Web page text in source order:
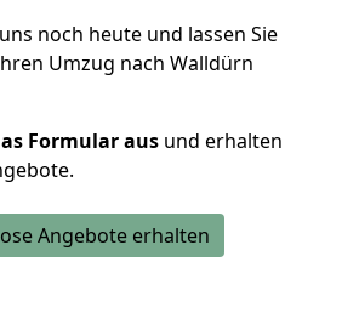
noch heute und lassen Sie
Umzug nach Walldürn
Formular aus und erhalten
Angebote erhalten